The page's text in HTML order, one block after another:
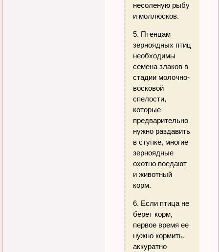
несоленую рыбу
и моллюсков.
5. Птенцам
зерноядных птиц
необходимы
семена злаков в
стадии молочно-
восковой
спелости,
которые
предварительно
нужно раздавить
в ступке, многие
зерноядные
охотно поедают
и животный
корм.
6. Если птица не
берет корм,
первое время ее
нужно кормить,
аккуратно